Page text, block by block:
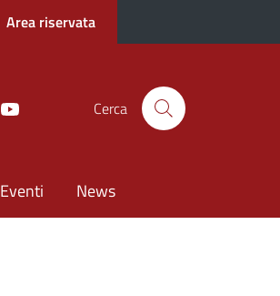
Area riservata
Cerca
Eventi News